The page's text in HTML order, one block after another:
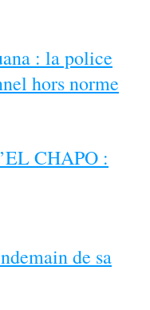
: la police
hors norme
CHAPO :
de sa